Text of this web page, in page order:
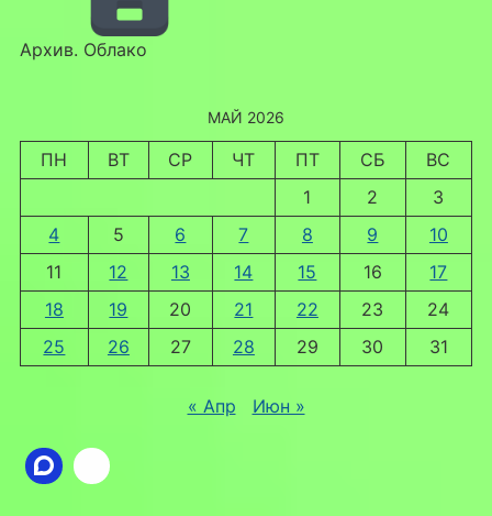
Архив. Облако
МАЙ 2026
ПН ВТ СР ЧТ ПТ СБ
ВС
1
2
3
4
5 6 7 8 9
10
11
12 13 14 15 16
17
18
19 20 21 22 23
24
25
26 27 28 29 30 31
« Апр Июн »